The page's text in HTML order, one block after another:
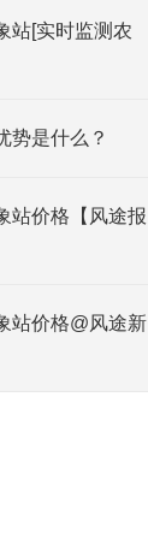
站[实时监测农
势是什么？
站价格【风途报
站价格@风途新